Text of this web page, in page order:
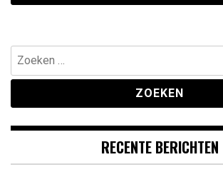
Zoeken
naar:
RECENTE BERICHTEN